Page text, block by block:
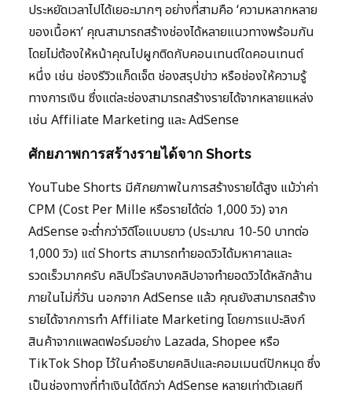
ประหยัดเวลาไปได้เยอะมากๆ อย่างที่สามคือ ‘ความหลากหลาย
ของเนื้อหา’ คุณสามารถสร้างช่องได้หลายแนวทางพร้อมกัน
โดยไม่ต้องให้หน้าคุณไปผูกติดกับคอนเทนต์ใดคอนเทนต์
หนึ่ง เช่น ช่องรีวิวแก็ดเจ็ต ช่องสรุปข่าว หรือช่องให้ความรู้
ทางการเงิน ซึ่งแต่ละช่องสามารถสร้างรายได้จากหลายแหล่ง
เช่น Affiliate Marketing และ AdSense
ศักยภาพการสร้างรายได้จาก Shorts
YouTube Shorts มีศักยภาพในการสร้างรายได้สูง แม้ว่าค่า
CPM (Cost Per Mille หรือรายได้ต่อ 1,000 วิว) จาก
AdSense จะต่ำกว่าวิดีโอแบบยาว (ประมาณ 10-50 บาทต่อ
1,000 วิว) แต่ Shorts สามารถทำยอดวิวได้มหาศาลและ
รวดเร็วมากครับ คลิปไวรัลบางคลิปอาจทำยอดวิวได้หลักล้าน
ภายในไม่กี่วัน นอกจาก AdSense แล้ว คุณยังสามารถสร้าง
รายได้จากการทำ Affiliate Marketing โดยการแปะลิงก์
สินค้าจากแพลตฟอร์มอย่าง Lazada, Shopee หรือ
TikTok Shop ไว้ในคำอธิบายคลิปและคอมเมนต์ปักหมุด ซึ่ง
เป็นช่องทางที่ทำเงินได้ดีกว่า AdSense หลายเท่าตัวเลยที